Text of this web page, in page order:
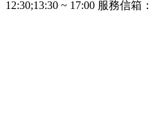
12:30;13:30 ~ 17:00 服務信箱：